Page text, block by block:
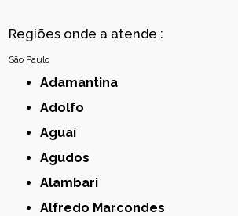
Regiões onde a atende :
São Paulo
Adamantina
Adolfo
Aguaí
Agudos
Alambari
Alfredo Marcondes